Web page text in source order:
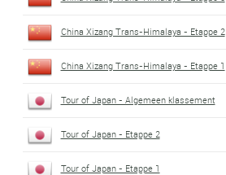
China Xizang Trans-Himalaya - Etappe 2
China Xizang Trans-Himalaya - Etappe 1
Tour of Japan - Algemeen klassement
Tour of Japan - Etappe 2
Tour of Japan - Etappe 1